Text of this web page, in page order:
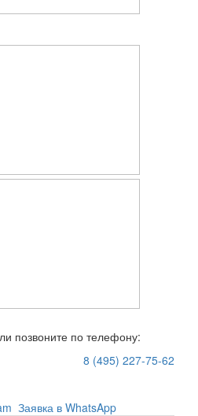
позвоните по телефону:
8 (495) 227-75-62
Заявка в WhatsApp